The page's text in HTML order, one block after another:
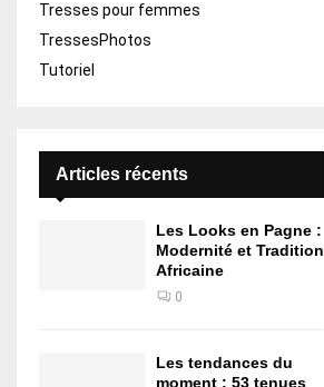
Tresses pour femmes
TressesPhotos
Tutoriel
Articles récents
Les Looks en Pagne :
Modernité et Tradition
Africaine
0
Les tendances du
moment : 53 tenues